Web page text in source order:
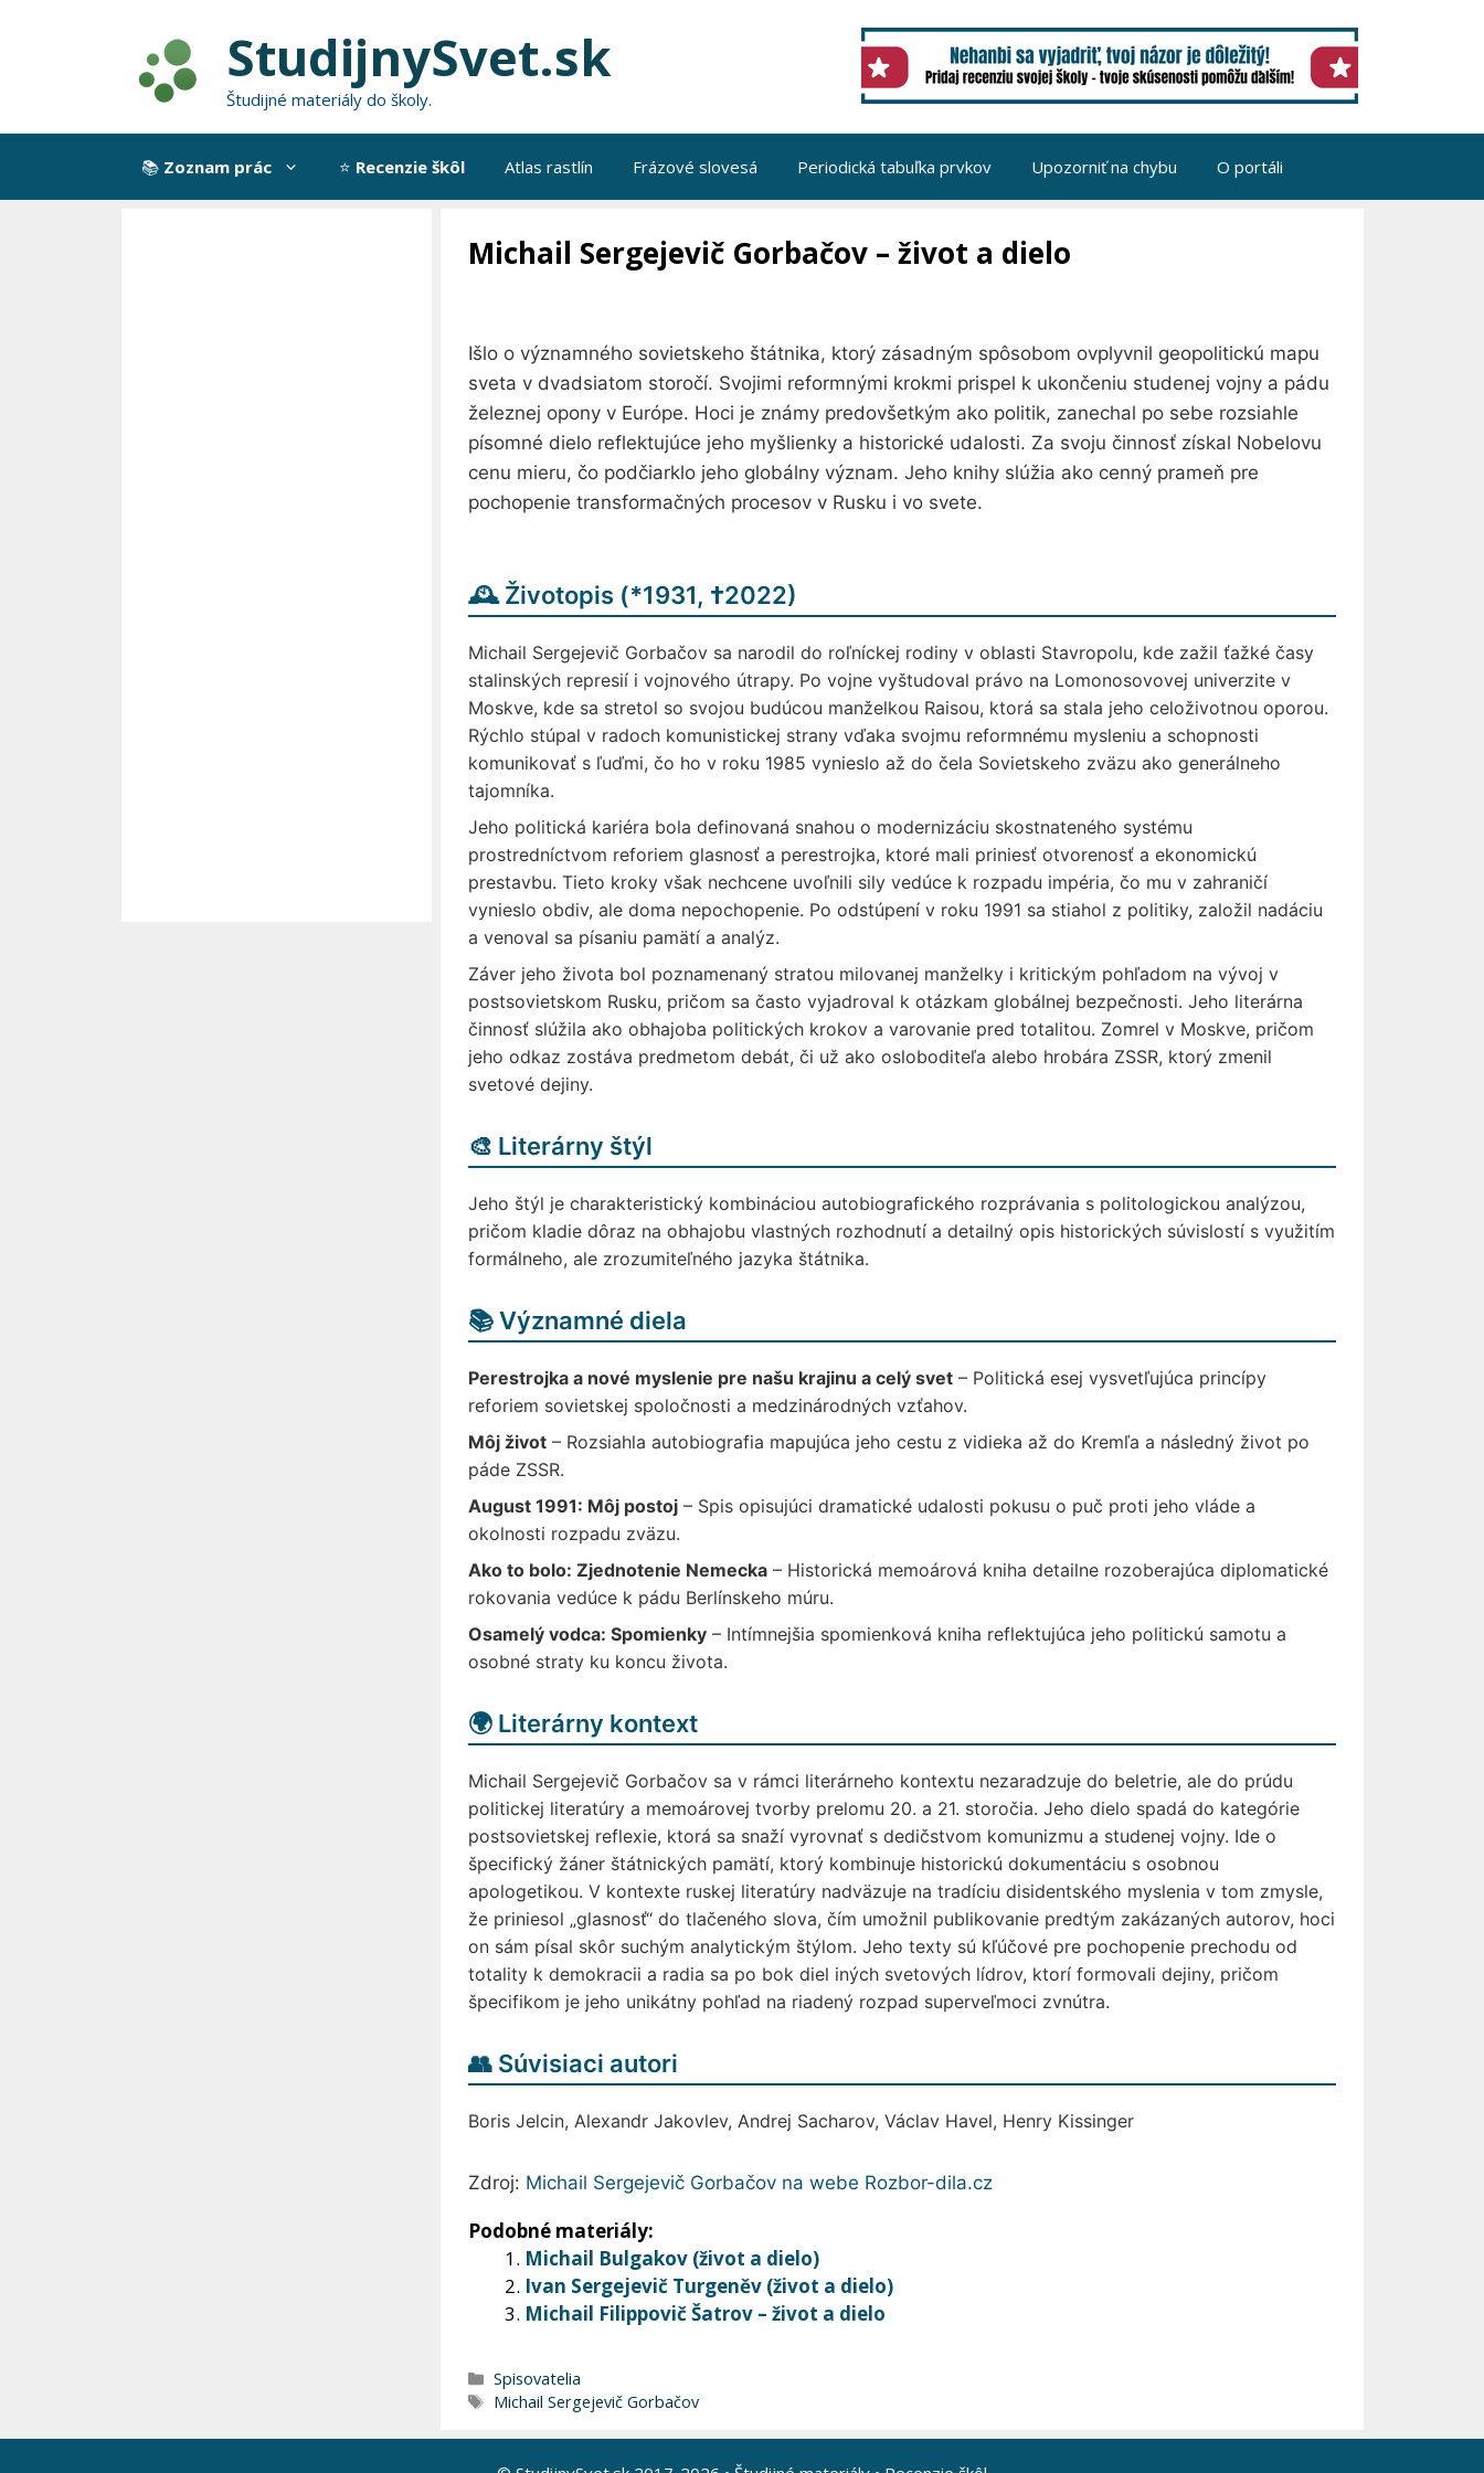
StudijnySvet.sk
Študijné materiály do školy.
📚 Zoznam prác ⭐ Recenzie škôl Atlas rastlín Frázové slovesá Periodická tabuľka prvkov Upozorniť na chybu O portáli
Michail Sergejevič Gorbačov – život a dielo
Išlo o významného sovietskeho štátnika, ktorý zásadným spôsobom ovplyvnil geopolitickú mapu
sveta v dvadsiatom storočí. Svojimi reformnými krokmi prispel k ukončeniu studenej vojny a pádu
železnej opony v Európe. Hoci je známy predovšetkým ako politik, zanechal po sebe rozsiahle
písomné dielo reflektujúce jeho myšlienky a historické udalosti. Za svoju činnosť získal Nobelovu
cenu mieru, čo podčiarklo jeho globálny význam. Jeho knihy slúžia ako cenný prameň pre
pochopenie transformačných procesov v Rusku i vo svete.
🕰️ Životopis (*1931, †2022)
Michail Sergejevič Gorbačov sa narodil do roľníckej rodiny v oblasti Stavropolu, kde zažil ťažké časy
stalinských represií i vojnového útrapy. Po vojne vyštudoval právo na Lomonosovovej univerzite v
Moskve, kde sa stretol so svojou budúcou manželkou Raisou, ktorá sa stala jeho celoživotnou oporou.
Rýchlo stúpal v radoch komunistickej strany vďaka svojmu reformnému mysleniu a schopnosti
komunikovať s ľuďmi, čo ho v roku 1985 vynieslo až do čela Sovietskeho zväzu ako generálneho
tajomníka.
Jeho politická kariéra bola definovaná snahou o modernizáciu skostnateného systému
prostredníctvom reforiem glasnosť a perestrojka, ktoré mali priniesť otvorenosť a ekonomickú
prestavbu. Tieto kroky však nechcene uvoľnili sily vedúce k rozpadu impéria, čo mu v zahraničí
vynieslo obdiv, ale doma nepochopenie. Po odstúpení v roku 1991 sa stiahol z politiky, založil nadáciu
a venoval sa písaniu pamätí a analýz.
Záver jeho života bol poznamenaný stratou milovanej manželky i kritickým pohľadom na vývoj v
postsovietskom Rusku, pričom sa často vyjadroval k otázkam globálnej bezpečnosti. Jeho literárna
činnosť slúžila ako obhajoba politických krokov a varovanie pred totalitou. Zomrel v Moskve, pričom
jeho odkaz zostáva predmetom debát, či už ako osloboditeľa alebo hrobára ZSSR, ktorý zmenil
svetové dejiny.
🎨 Literárny štýl
Jeho štýl je charakteristický kombináciou autobiografického rozprávania s politologickou analýzou,
pričom kladie dôraz na obhajobu vlastných rozhodnutí a detailný opis historických súvislostí s využitím
formálneho, ale zrozumiteľného jazyka štátnika.
📚 Významné diela
Perestrojka a nové myslenie pre našu krajinu a celý svet– Politická esej vysvetľujúca princípy
reforiem sovietskej spoločnosti a medzinárodných vzťahov.
Môj život– Rozsiahla autobiografia mapujúca jeho cestu z vidieka až do Kremľa a následný život po
páde ZSSR.
August 1991: Môj postoj– Spis opisujúci dramatické udalosti pokusu o puč proti jeho vláde a
okolnosti rozpadu zväzu.
Ako to bolo: Zjednotenie Nemecka– Historická memoárová kniha detailne rozoberajúca diplomatické
rokovania vedúce k pádu Berlínskeho múru.
Osamelý vodca: Spomienky– Intímnejšia spomienková kniha reflektujúca jeho politickú samotu a
osobné straty ku koncu života.
🌍 Literárny kontext
Michail Sergejevič Gorbačov sa v rámci literárneho kontextu nezaradzuje do beletrie, ale do prúdu
politickej literatúry a memoárovej tvorby prelomu 20. a 21. storočia. Jeho dielo spadá do kategórie
postsovietskej reflexie, ktorá sa snaží vyrovnať s dedičstvom komunizmu a studenej vojny. Ide o
špecifický žáner štátnických pamätí, ktorý kombinuje historickú dokumentáciu s osobnou
apologetikou. V kontexte ruskej literatúry nadväzuje na tradíciu disidentského myslenia v tom zmysle,
že priniesol „glasnosť“ do tlačeného slova, čím umožnil publikovanie predtým zakázaných autorov, hoci
on sám písal skôr suchým analytickým štýlom. Jeho texty sú kľúčové pre pochopenie prechodu od
totality k demokracii a radia sa po bok diel iných svetových lídrov, ktorí formovali dejiny, pričom
špecifikom je jeho unikátny pohľad na riadený rozpad superveľmoci zvnútra.
👥 Súvisiaci autori
Boris Jelcin, Alexandr Jakovlev, Andrej Sacharov, Václav Havel, Henry Kissinger
Zdroj: Michail Sergejevič Gorbačov na webe Rozbor-dila.cz
Podobné materiály:
Michail Bulgakov (život a dielo)
Ivan Sergejevič Turgeněv (život a dielo)
Michail Filippovič Šatrov – život a dielo
Kategórie
Spisovatelia
Značky
Michail Sergejevič Gorbačov